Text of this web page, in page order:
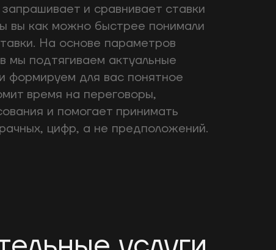
и сравнивает ставки
вы как можно быстрее понимали
На основе параметров
мы подтягиваем актуальные
формируем для вас понятное
время на переговоры,
и помогает принимать
цифр, а не предположений.